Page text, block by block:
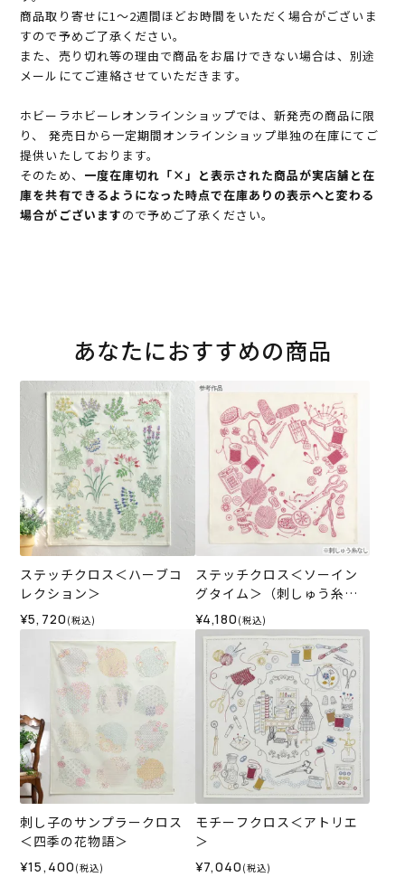
商品取り寄せに1～2週間ほどお時間をいただく場合がございま
すので予めご了承ください。
また、売り切れ等の理由で商品をお届けできない場合は、別途
メールにてご連絡させていただきます。
ホビーラホビーレオンラインショップでは、新発売の商品に限
り、 発売日から一定期間オンラインショップ単独の在庫にてご
提供いたしております。
そのため、 一度在庫切れ「×」と表示された商品が実店舗と在
庫を共有できるようになった時点で在庫ありの表示へと変わる
場合がございますので予めご了承ください。
あなたにおすすめの商品
ステッチクロス＜ハーブコ
レクション＞
¥5,720 (税込)
ステッチクロス＜ソーイン
グタイム＞（刺しゅう糸な
し）
¥4,180 (税込)
刺し子のサンプラークロス
＜四季の花物語＞
¥15,400 (税込)
モチーフクロス＜アトリエ
＞
¥7,040 (税込)